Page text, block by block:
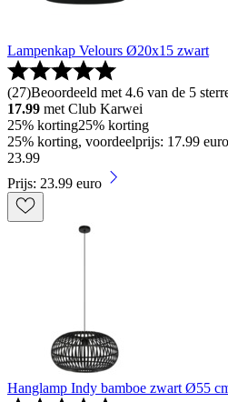
Lampenkap Velours Ø20x15 zwart
(27)Beoordeeld met 4.6 van de 5
17.99 met Club Karwei
25% korting25% korting
25% korting, voordeelprijs: 17.99
23.99
Prijs: 23.99 euro
Hanglamp Indy bamboe zwart Ø55